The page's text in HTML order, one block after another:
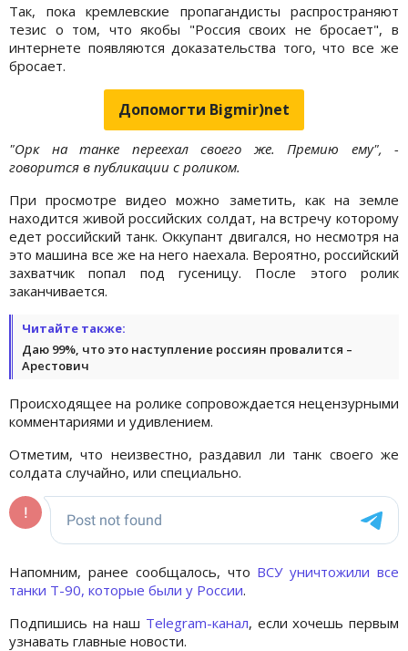
Так, пока кремлевские пропагандисты распространяют
тезис о том, что якобы "Россия своих не бросает", в
интернете появляются доказательства того, что все же
бросает.
Допомогти Bigmir)net
"Орк на танке переехал своего же. Премию ему", -
говорится в публикации с роликом.
При просмотре видео можно заметить, как на земле
находится живой российских солдат, на встречу которому
едет российский танк. Оккупант двигался, но несмотря на
это машина все же на него наехала. Вероятно, российский
захватчик попал под гусеницу. После этого ролик
заканчивается.
Читайте также:
Даю 99%, что это наступление россиян провалится –
Арестович
Происходящее на ролике сопровождается нецензурными
комментариями и удивлением.
Отметим, что неизвестно, раздавил ли танк своего же
солдата случайно, или специально.
Напомним, ранее сообщалось, что ВСУ уничтожили все
танки Т-90, которые были у России.
Подпишись на наш Telegram-канал, если хочешь первым
узнавать главные новости.